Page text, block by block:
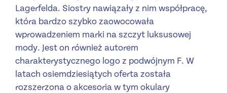
Lagerfelda. Siostry nawiązały z nim współpracę,
która bardzo szybko zaowocowała
wprowadzeniem marki na szczyt luksusowej
mody. Jest on również autorem
charakterystycznego logo z podwójnym F. W
latach osiemdziesiątych oferta została
rozszerzona o akcesoria w tym okulary